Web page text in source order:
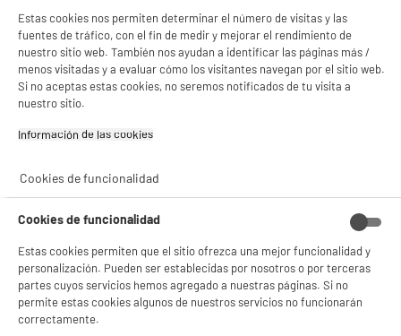
We may use the information to improve our products and
services.
We may periodically send promotional emails about new
products, special offers or other information which we think
have provided.
you for market research purposes. We may contact you by
email, phone, fax or mail. We may use the information to
customise the website according to your interests.
Security
We are committed to ensuring that your information is
secure. In order to prevent unauthorised access or
¡Buena visita!
Gestionar cookies
✔ ACEPTAR TODAS
Estas cookies nos permiten determinar el número de visitas y las
fuentes de tráfico, con el fin de medir y mejorar el rendimiento de
nuestro sitio web. También nos ayudan a identificar las páginas más /
menos visitadas y a evaluar cómo los visitantes navegan por el sitio web.
Si no aceptas estas cookies, no seremos notificados de tu visita a
nuestro sitio.
Información de las cookies‎
Cookies de funcionalidad
Cookies de funcionalidad
Estas cookies permiten que el sitio ofrezca una mejor funcionalidad y
personalización. Pueden ser establecidas por nosotros o por terceras
partes cuyos servicios hemos agregado a nuestras páginas. Si no
permite estas cookies algunos de nuestros servicios no funcionarán
correctamente.